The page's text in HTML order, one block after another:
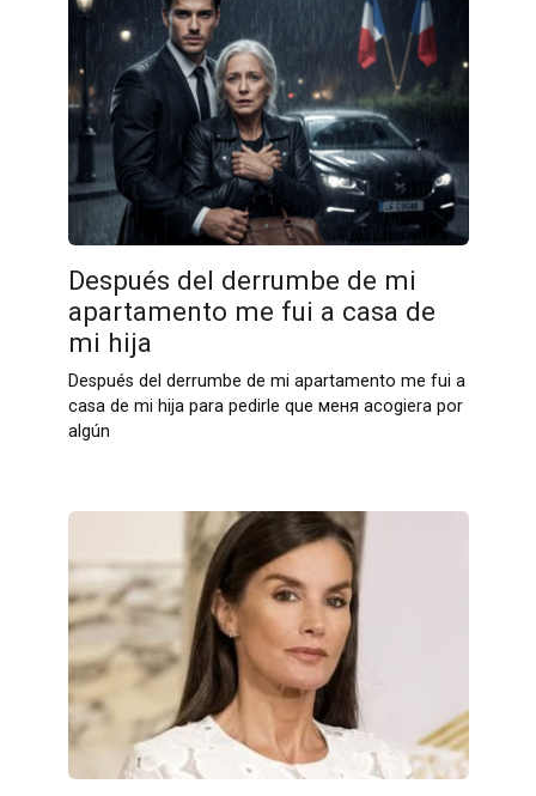
Después del derrumbe de mi
apartamento me fui a casa de
mi hija
Después del derrumbe de mi apartamento me fui a
casa de mi hija para pedirle que меня acogiera por
algún